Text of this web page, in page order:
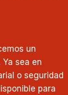
un
sea en
o seguridad
para